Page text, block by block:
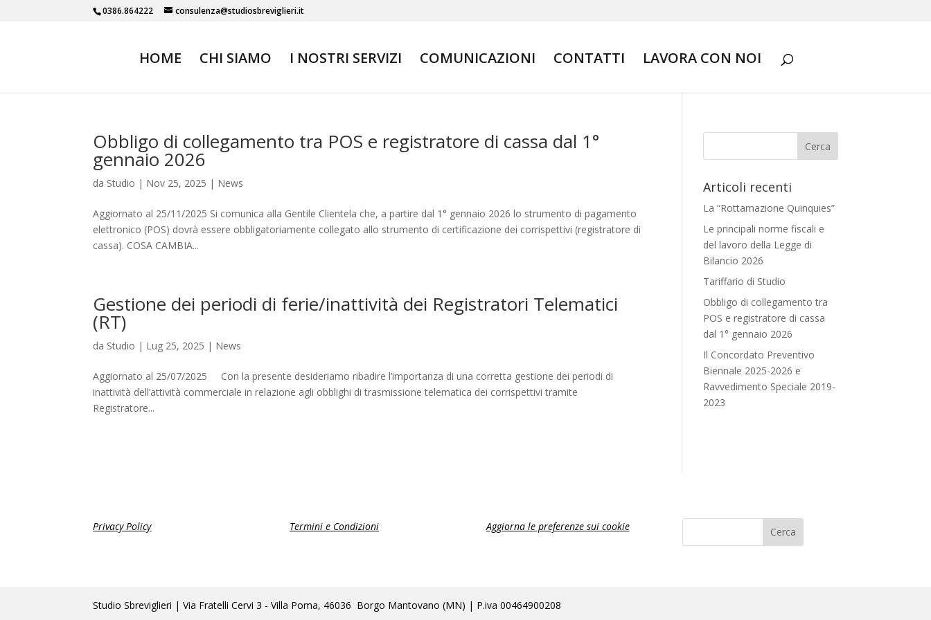
0386.864222 consulenza@studiosbreviglieri.it
HOME CHI SIAMO I NOSTRI SERVIZI COMUNICAZIONI CONTATTI LAVORA CON NOI
Obbligo di collegamento tra POS e registratore di cassa dal 1°
gennaio 2026
da Studio | Nov 25, 2025 | News
Aggiornato al 25/11/2025 Si comunica alla Gentile Clientela che, a partire dal 1° gennaio 2026 lo strumento di pagamento
elettronico (POS) dovrà essere obbligatoriamente collegato allo strumento di certificazione dei corrispettivi (registratore di
cassa). COSA CAMBIA...
Gestione dei periodi di ferie/inattività dei Registratori Telematici
(RT)
da Studio | Lug 25, 2025 | News
Aggiornato al 25/07/2025 Con la presente desideriamo ribadire l’importanza di una corretta gestione dei periodi di
inattività dell’attività commerciale in relazione agli obblighi di trasmissione telematica dei corrispettivi tramite
Registratore...
Articoli recenti
La “Rottamazione Quinquies”
Le principali norme fiscali e
del lavoro della Legge di
Bilancio 2026
Tariffario di Studio
Obbligo di collegamento tra
POS e registratore di cassa
dal 1° gennaio 2026
Il Concordato Preventivo
Biennale 2025-2026 e
Ravvedimento Speciale 2019-
2023
Privacy Policy Termini e Condizioni Aggiorna le preferenze sui cookie
Studio Sbreviglieri | Via Fratelli Cervi 3 - Villa Poma, 46036 Borgo Mantovano (MN) | P.iva 00464900208